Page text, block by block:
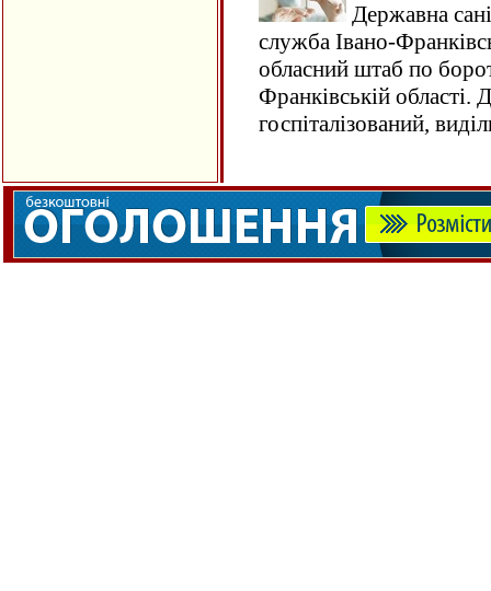
Державна
служба Івано-
обласний штаб по
Франківській області.
госпіталізований,